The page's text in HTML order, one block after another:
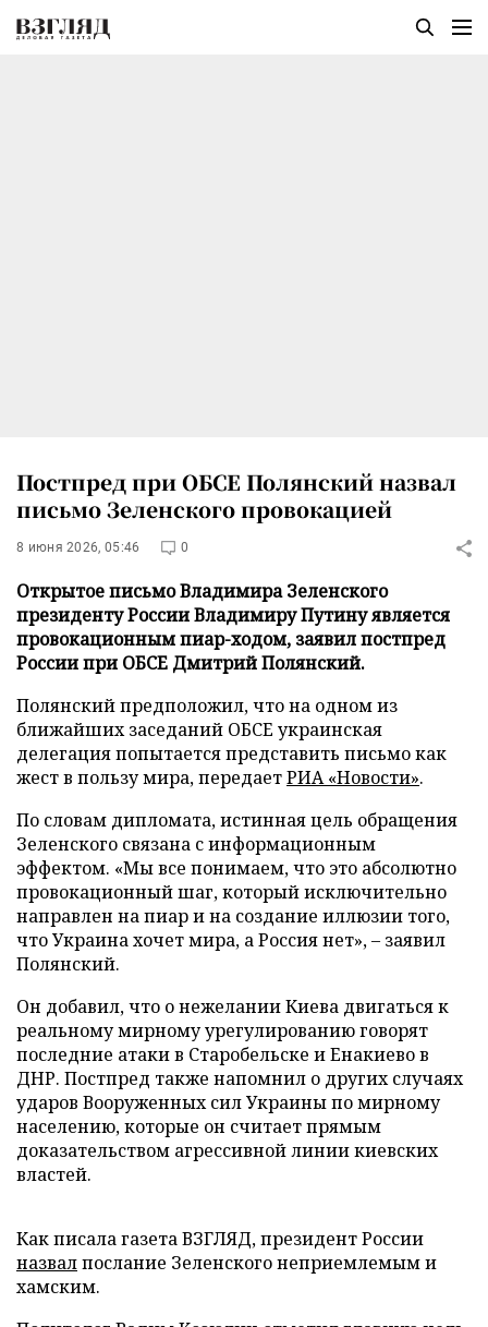
Постпред при ОБСЕ Полянский назвал
письмо Зеленского провокацией
8 июня 2026, 05:46 0
Открытое письмо Владимира Зеленского
президенту России Владимиру Путину является
провокационным пиар-ходом, заявил постпред
России при ОБСЕ Дмитрий Полянский.
Полянский предположил, что на одном из
ближайших заседаний ОБСЕ украинская
делегация попытается представить письмо как
жест в пользу мира, передаетРИА «Новости».
По словам дипломата, истинная цель обращения
Зеленского связана с информационным
эффектом. «Мы все понимаем, что это абсолютно
провокационный шаг, который исключительно
направлен на пиар и на создание иллюзии того,
что Украина хочет мира, а Россия нет», – заявил
Полянский.
Он добавил, что о нежелании Киева двигаться к
реальному мирному урегулированию говорят
последние атаки в Старобельске и Енакиево в
ДНР. Постпред также напомнил о других случаях
ударов Вооруженных сил Украины по мирному
населению, которые он считает прямым
доказательством агрессивной линии киевских
властей.
Как писала газета ВЗГЛЯД, президент России
назвалпослание Зеленского неприемлемым и
хамским.